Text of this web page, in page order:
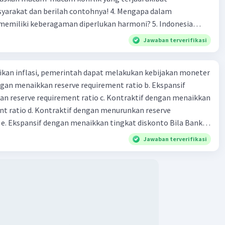
dan berilah contohnya! 4. Mengapa dalam
keberagaman diperlukan harmoni? 5. Indonesia
yang kaya akan keberagaman baik dilihat dari agama, suku,
Berdasarkan pernyataan tersebut, apa yang dapat
Jawaban terverifikasi
inflasi, pemerintah dapat melakukan kebijakan moneter
menaikkan reserve requirement ratio b. Ekspansif
reserve requirement ratio c. Kontraktif dengan menaikkan
ratio d. Kontraktif dengan menurunkan reserve
dengan menaikkan tingkat diskonto Bila Bank
kebijakan moneter ekspansif, ceteris paribus maka .... a.
di mana bentuk kurva jumlah uang beredar (penawaran
Jawaban terverifikasi